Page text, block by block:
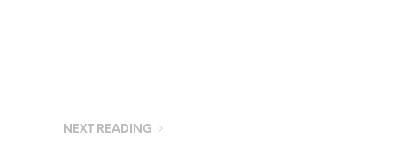
NEXT READING